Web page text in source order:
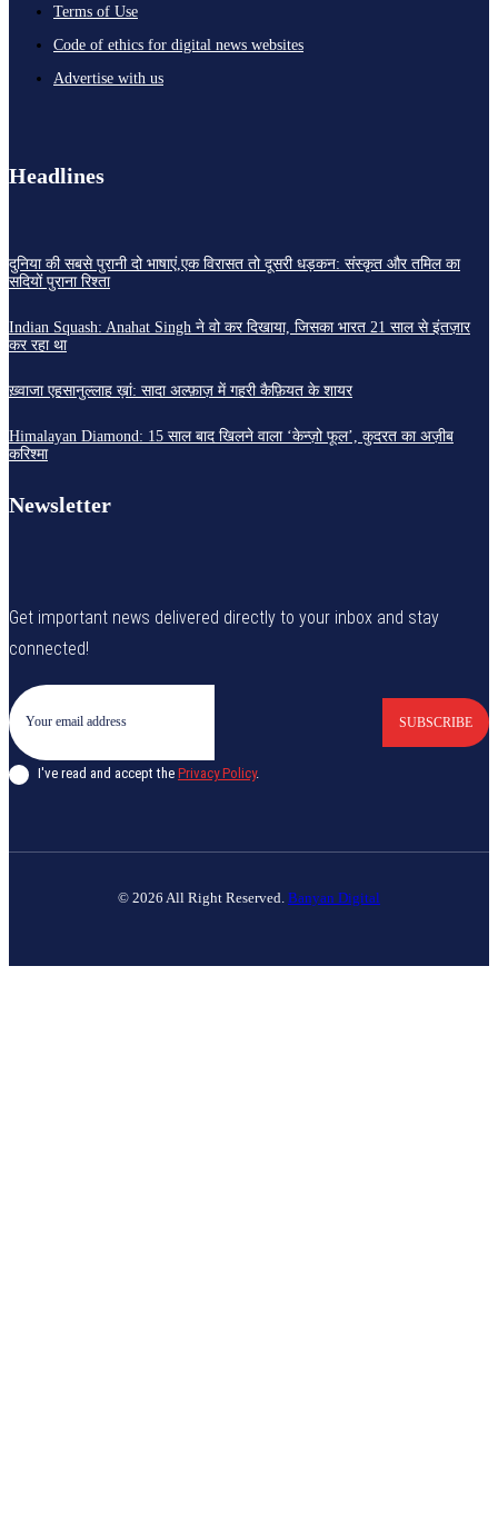
Terms of Use
Code of ethics for digital news websites
Advertise with us
Headlines
दुनिया की सबसे पुरानी दो भाषाएं,एक विरासत तो दूसरी धड़कन: संस्कृत और तमिल का
सदियों पुराना रिश्ता
Indian Squash: Anahat Singh ने वो कर दिखाया, जिसका भारत 21 साल से इंतज़ार
कर रहा था
ख़्वाजा एहसानुल्लाह ख़ां: सादा अल्फ़ाज़ में गहरी कैफ़ियत के शायर
Himalayan Diamond: 15 साल बाद खिलने वाला ‘केन्ज़ो फूल’, कुदरत का अज़ीब
करिश्मा
Newsletter
Get important news delivered directly to your inbox and stay
connected!
SUBSCRIBE
I've read and accept the Privacy Policy.
© 2026 All Right Reserved. Banyan Digital